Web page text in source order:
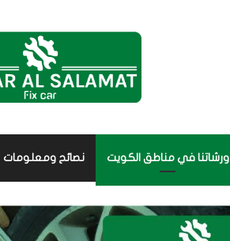
ورشاتنا في مناطق الكويت نصائح ومعلومات